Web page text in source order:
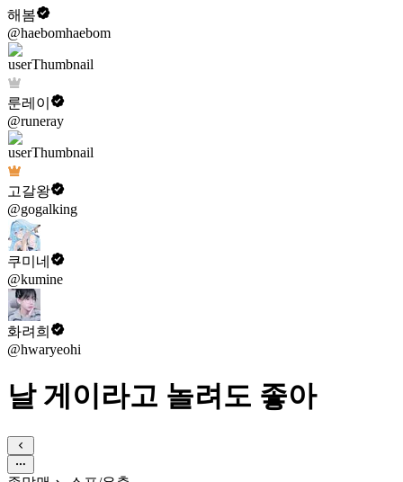
해봄
@haebomhaebom
룬레이
@runeray
고갈왕
@gogalking
쿠미네
@kumine
화려희
@hwaryeohi
날 게이라고 놀려도 좋아